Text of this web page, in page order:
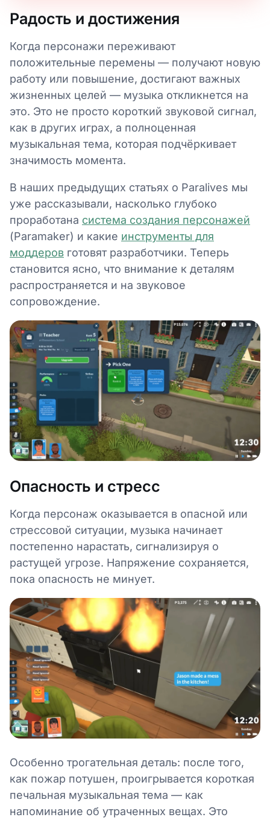
Радость и достижения
Когда персонажи переживают
положительные перемены — получают новую
работу или повышение, достигают важных
жизненных целей — музыка откликнется на
это. Это не просто короткий звуковой сигнал,
как в других играх, а полноценная
музыкальная тема, которая подчёркивает
значимость момента.
В наших предыдущих статьях о Paralives мы
уже рассказывали, насколько глубоко
проработана система создания персонажей
(Paramaker) и какие инструменты для
моддеров готовят разработчики. Теперь
становится ясно, что внимание к деталям
распространяется и на звуковое
сопровождение.
Опасность и стресс
Когда персонаж оказывается в опасной или
стрессовой ситуации, музыка начинает
постепенно нарастать, сигнализируя о
растущей угрозе. Напряжение сохраняется,
пока опасность не минует.
Особенно трогательная деталь: после того,
как пожар потушен, проигрывается короткая
печальная музыкальная тема — как
напоминание об утраченных вещах. Это